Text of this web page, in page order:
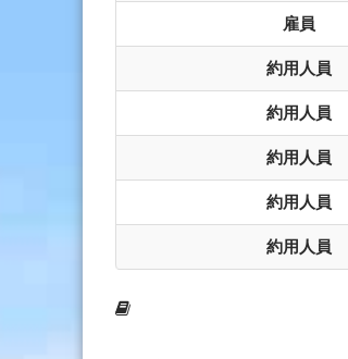
雇員
約用人員
約用人員
約用人員
約用人員
約用人員